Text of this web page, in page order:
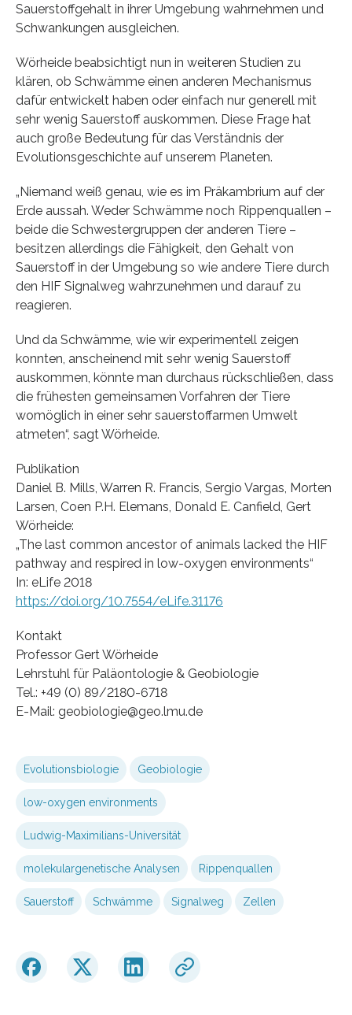
Sauerstoffgehalt in ihrer Umgebung wahrnehmen und
Schwankungen ausgleichen.
Wörheide beabsichtigt nun in weiteren Studien zu
klären, ob Schwämme einen anderen Mechanismus
dafür entwickelt haben oder einfach nur generell mit
sehr wenig Sauerstoff auskommen. Diese Frage hat
auch große Bedeutung für das Verständnis der
Evolutionsgeschichte auf unserem Planeten.
„Niemand weiß genau, wie es im Präkambrium auf der
Erde aussah. Weder Schwämme noch Rippenquallen –
beide die Schwestergruppen der anderen Tiere –
besitzen allerdings die Fähigkeit, den Gehalt von
Sauerstoff in der Umgebung so wie andere Tiere durch
den HIF Signalweg wahrzunehmen und darauf zu
reagieren.
Und da Schwämme, wie wir experimentell zeigen
konnten, anscheinend mit sehr wenig Sauerstoff
auskommen, könnte man durchaus rückschließen, dass
die frühesten gemeinsamen Vorfahren der Tiere
womöglich in einer sehr sauerstoffarmen Umwelt
atmeten“, sagt Wörheide.
Publikation
Daniel B. Mills, Warren R. Francis, Sergio Vargas, Morten
Larsen, Coen P.H. Elemans, Donald E. Canfield, Gert
Wörheide:
„The last common ancestor of animals lacked the HIF
pathway and respired in low-oxygen environments“
In: eLife 2018
https://doi.org/10.7554/eLife.31176
Kontakt
Professor Gert Wörheide
Lehrstuhl für Paläontologie & Geobiologie
Tel.: +49 (0) 89/2180-6718
E-Mail: geobiologie@geo.lmu.de
Evolutionsbiologie Geobiologie
low-oxygen environments
Ludwig-Maximilians-Universität
molekulargenetische Analysen Rippenquallen
Sauerstoff Schwämme Signalweg Zellen